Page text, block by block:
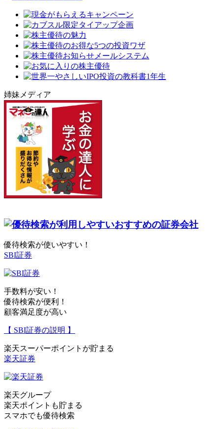
姉妹メディア
優待検索が使いやすい！
SBI証券
手数料が安い！
優待検索が便利！
顧客満足度が高い
【 SBI証券の説明 】
楽天スーパーポイントが貯まる
楽天証券
楽天グループ
楽天ポイントも貯まる
スマホでも優待検索